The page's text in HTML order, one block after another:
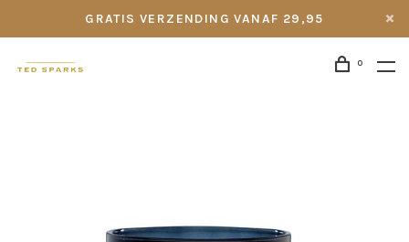
GRATIS VERZENDING VANAF 29,95
0